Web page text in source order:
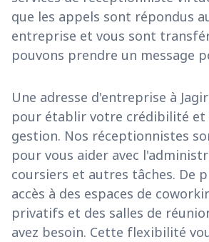
que les appels sont répondus
entreprise et vous sont
pouvons prendre un message
Une adresse d'entreprise à
pour établir votre crédibilité et
gestion. Nos réceptionnistes
pour vous aider avec
coursiers et autres tâches. De
accès à des espaces de
privatifs et des salles de
avez besoin. Cette flexibilité